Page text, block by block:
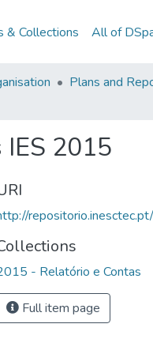
& Collections All of
Plans and
IES 2015
- Relatório e Contas
Full item page